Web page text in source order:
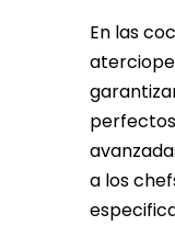
En las
a los